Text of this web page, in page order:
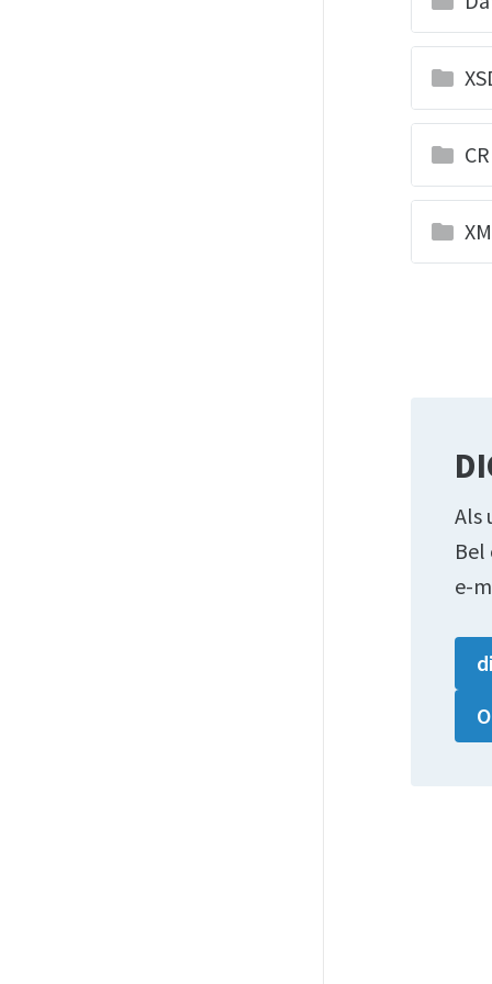
folder
folder
folder
Als
e-